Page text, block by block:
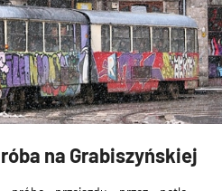
na Grabiszyńskiej